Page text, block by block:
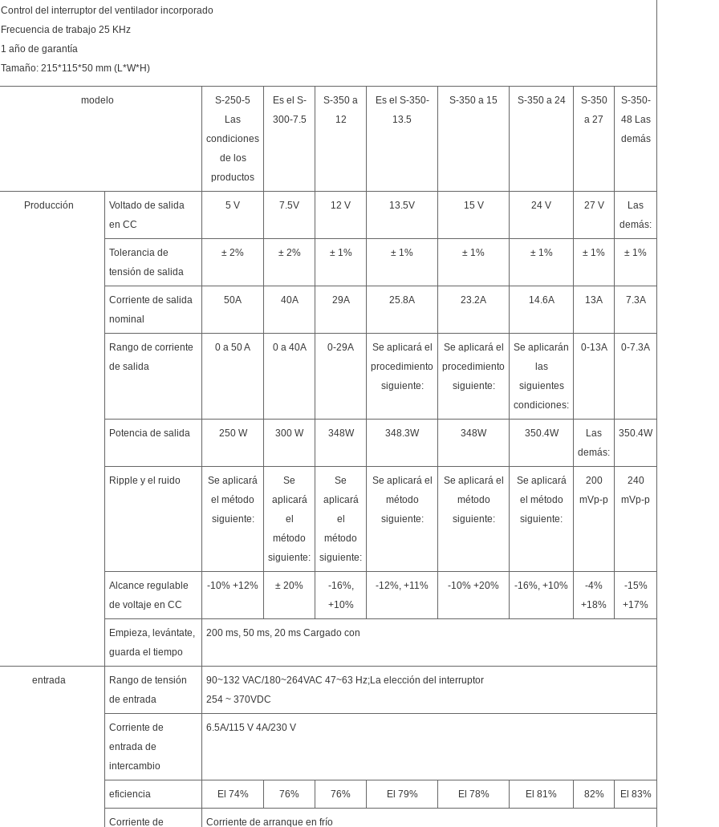
Control del interruptor del ventilador incorporado
Frecuencia de trabajo 25 KHz
1 año de garantía
Tamaño: 215*115*50 mm (L*W*H)
modelo
S-250-5
Las
condiciones
de los
productos
Es el S-
300-7.5
S-350 a
12
Es el S-350-
13.5
S-350 a 15 S-350 a 24
S-350
a 27
S-350-
48 Las
demás
Producción
Voltado de salida
en CC
5 V 7.5V 12 V 13.5V 15 V 24 V 27 V
Las
demás:
Tolerancia de
tensión de salida
± 2% ± 2% ± 1% ± 1% ± 1% ± 1% ± 1% ± 1%
Corriente de salida
nominal
50A 40A 29A 25.8A 23.2A 14.6A 13A 7.3A
Rango de corriente
de salida
0 a 50 A 0 a 40A 0-29A
Se aplicará el
procedimiento
siguiente:
Se aplicará el
procedimiento
siguiente:
Se aplicarán
las
siguientes
condiciones:
0-13A 0-7.3A
Potencia de salida 250 W 300 W 348W 348.3W 348W 350.4W
Las
demás:
350.4W
Ripple y el ruido
Se aplicará
el método
siguiente:
Se
aplicará
el
método
siguiente:
Se
aplicará
el
método
siguiente:
Se aplicará el
método
siguiente:
Se aplicará el
método
siguiente:
Se aplicará
el método
siguiente:
200
mVp-p
240
mVp-p
Alcance regulable
de voltaje en CC
-10% +12% ± 20%
-16%,
+10%
-12%, +11% -10% +20% -16%, +10%
-4%
+18%
-15%
+17%
Empieza, levántate,
guarda el tiempo
200 ms, 50 ms, 20 ms Cargado con
entrada
Rango de tensión
de entrada
90~132 VAC/180~264VAC 47~63 Hz;La elección del interruptor
254 ~ 370VDC
Corriente de
entrada de
intercambio
6.5A/115 V 4A/230 V
eficiencia El 74% 76% 76% El 79% El 78% El 81% 82% El 83%
Corriente de
Corriente de arranque en frío